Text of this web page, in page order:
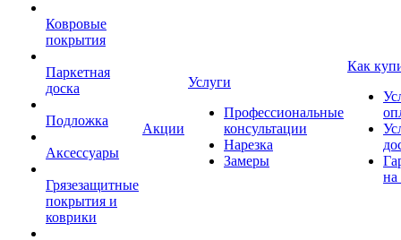
Ковровые
покрытия
Паркетная
доска
Подложка
Аксессуары
Грязезащитные
покрытия и
коврики
Акции
Услуги
Профессиональные
консультации
Нарезка
Замеры
Как
на